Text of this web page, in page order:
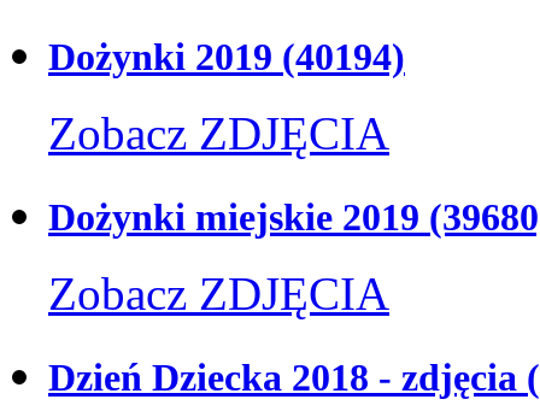
Dożynki 2019 (40194)
Zobacz ZDJĘCIA
Dożynki miejskie 2019
Zobacz ZDJĘCIA
Dzień Dziecka 2018 - zdjęcia